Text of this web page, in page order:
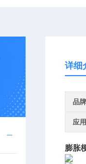
详细
品牌
应
膨胀